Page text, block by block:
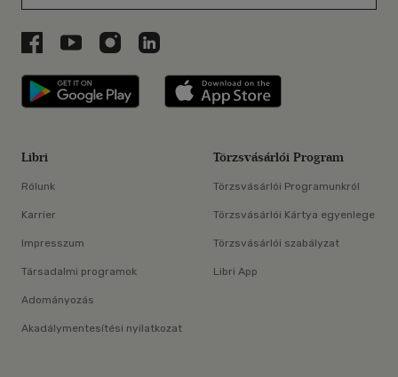
Libri a Facebookon
Libri a Youtube-on
Libri az Instagramon
Libri a LinkedInen
Libri applikáció Szerezd meg: Google
Libri
Rólunk
Karrier
Impresszum
Társadalmi programok
Adományozás
Akadálymentesítési nyilatkozat
Törzsvásárlói Program
Törzsvásárlói Programunkról
Törzsvásárlói Kártya egyenlege
Törzsvásárlói szabályzat
Libri App